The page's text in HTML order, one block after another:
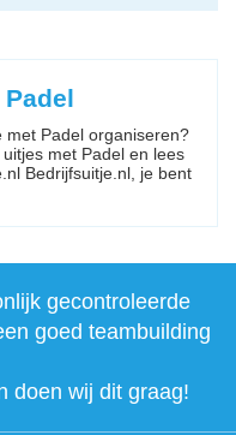
met Padel organiseren?
met Padel en lees
Bedrijfsuitje.nl, je bent
gecontroleerde
goed teambuilding
doen wij dit graag!